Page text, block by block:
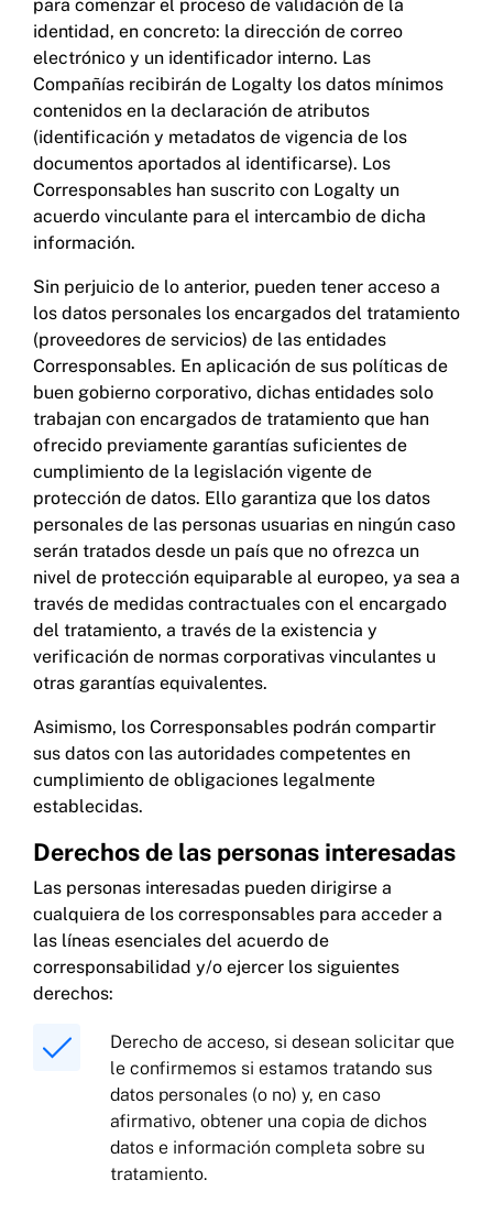
para comenzar el proceso de validación de la
identidad, en concreto: la dirección de correo
electrónico y un identificador interno. Las
Compañías recibirán de Logalty los datos mínimos
contenidos en la declaración de atributos
(identificación y metadatos de vigencia de los
documentos aportados al identificarse). Los
Corresponsables han suscrito con Logalty un
acuerdo vinculante para el intercambio de dicha
información.
Sin perjuicio de lo anterior, pueden tener acceso a
los datos personales los encargados del tratamiento
(proveedores de servicios) de las entidades
Corresponsables. En aplicación de sus políticas de
buen gobierno corporativo, dichas entidades solo
trabajan con encargados de tratamiento que han
ofrecido previamente garantías suficientes de
cumplimiento de la legislación vigente de
protección de datos. Ello garantiza que los datos
personales de las personas usuarias en ningún caso
serán tratados desde un país que no ofrezca un
nivel de protección equiparable al europeo, ya sea a
través de medidas contractuales con el encargado
del tratamiento, a través de la existencia y
verificación de normas corporativas vinculantes u
otras garantías equivalentes.
Asimismo, los Corresponsables podrán compartir
sus datos con las autoridades competentes en
cumplimiento de obligaciones legalmente
establecidas.
Derechos de las personas interesadas
Las personas interesadas pueden dirigirse a
cualquiera de los corresponsables para acceder a
las líneas esenciales del acuerdo de
corresponsabilidad y/o ejercer los siguientes
derechos:
Derecho de acceso, si desean solicitar que
le confirmemos si estamos tratando sus
datos personales (o no) y, en caso
afirmativo, obtener una copia de dichos
datos e información completa sobre su
tratamiento.